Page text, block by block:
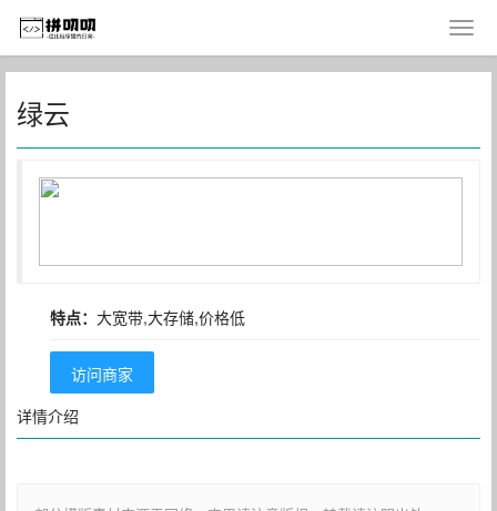
绿云
特点： 大宽带,大存储,价格低
访问商家
详情介绍